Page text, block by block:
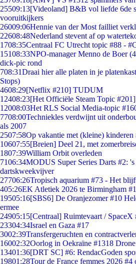
25509:13[Videoland] B&B vol liefde 6de
vooruitkijkers
26009:06Hennie van der Most failliet
22608:48Nederland stevent af op
1708:35Centraal FC Utrecht topic #88 -
15108:33NPO-manager Menno de Boer
dick-pic rond
708:31Draai hier alle platen in je
Stops)
4608:29[Netflix #210] TUDUM
12408:23[Het Officiële Steam Topic
12008:03Het RLS Social Media-topic
7708:00Techniekles verdwijnt uit
als 2007
2507:58Op vakantie met (kleine) kinderen
10607:55[Breien] Deel 21, met
1807:39William Orbit overleden
7106:34MODUS Super Series Darts #2:
dartskweekvijver
27706:26Tropisch aquarium #73 - Het
405:26EK Atletiek 2026 te Birmingham #1
19505:16[SBS6] De Oranjezomer #10
ermee
24905:15[Centraal] Ruimtevaart / SpaceX
23304:34Israel en Gaza #17
3002:39Transfergeruchten en
16002:32Oorlog in Oekraïne #1318
13401:36[DRT SC] #6: RendacGoden
19801:28Tour de France femmes 2026 #4